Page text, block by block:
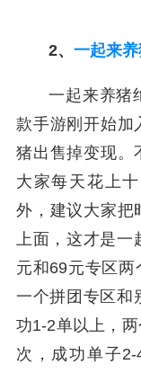
2、 一起来
一起来养猪
款手游刚开始加
猪出售掉变现。
大家每天花上
外，建议大家把
上面，这才是一
元和69元专区
一个拼团专区和
功1-2单以上，
次，成功单子